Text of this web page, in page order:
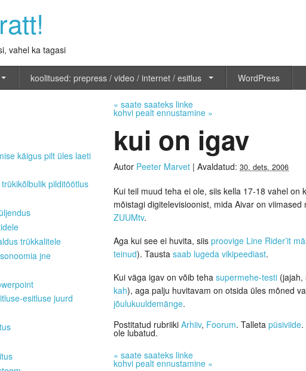
vahel ka tagasi
koolitused: prepress / video / internet / esitlus WordPress
« saate saateks linke
kohvi pealt ennustamine »
kui on igav
Autor Peeter Marvet |Avaldatud:30. dets. 2006
Kui teil muud teha ei ole, siis kella 17-18 vahel on
mõistagi digitelevisioonist, mida Aivar on
ZUUMtv.
Aga kui see ei huvita, siisproovige Line Rider’it
teinud). Taustasaab lugeda vikipeediast.
Kui väga igav on võib tehasupermehe-testi (jajah,
kah), aga palju huvitavam on otsida üles mõned
jõulukuuldemänge.
Postitatud rubriikiArhiiv, Foorum. Talletapüsiviide.
ole lubatud.
« saate saateks linke
kohvi pealt ennustamine »
käigus pilt üles laeti
pilditöötlus
trükkalitele
jne
esitluse juurd